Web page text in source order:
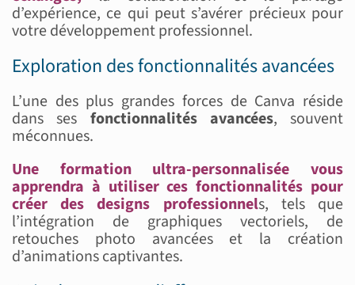
d’expérience, ce qui peut s’avérer précieux pour
votre développement professionnel.
Exploration des fonctionnalités avancées
L’une des plus grandes forces de Canva réside
dans ses fonctionnalités avancées, souvent
méconnues.
Une formation ultra-personnalisée vous
apprendra à utiliser ces fonctionnalités pour
créer des designs professionnels, tels que
l’intégration de graphiques vectoriels, de
retouches photo avancées et la création
d’animations captivantes.